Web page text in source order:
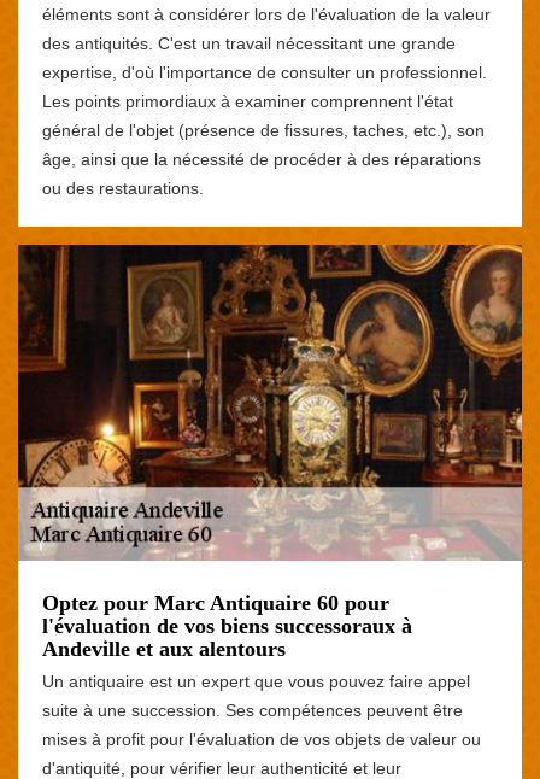
éléments sont à considérer lors de l'évaluation de la valeur
des antiquités. C'est un travail nécessitant une grande
expertise, d'où l'importance de consulter un professionnel.
Les points primordiaux à examiner comprennent l'état
général de l'objet (présence de fissures, taches, etc.), son
âge, ainsi que la nécessité de procéder à des réparations
ou des restaurations.
Optez pour Marc Antiquaire 60 pour
l'évaluation de vos biens successoraux à
Andeville et aux alentours
Un antiquaire est un expert que vous pouvez faire appel
suite à une succession. Ses compétences peuvent être
mises à profit pour l'évaluation de vos objets de valeur ou
d'antiquité, pour vérifier leur authenticité et leur